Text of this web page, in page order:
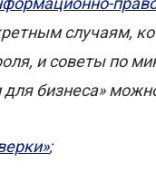
случаям,
и советы по
бизнеса»
;